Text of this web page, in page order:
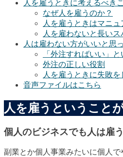
人を雇うときに考えるべき
なぜ人を雇うのか？
人を雇うときはマニ
人を雇わないと長い
人は雇わない方がいいと思
「外注すればいい」
外注の正しい役割
人を雇うときに失敗を
音声ファイルはこちら
人を雇うということ
個人のビジネスでも人は雇
副業とか個人事業みたいに個人